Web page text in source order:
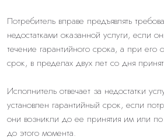
Потребитель вправе предъявлять
недостатками оказанной услуги, если
течение гарантийного срока, а при его
срок, в пределах двух лет со дня
Исполнитель отвечает за недостатки
установлен гарантийный срок, если
они возникли до ее принятия им или
до этого момента.